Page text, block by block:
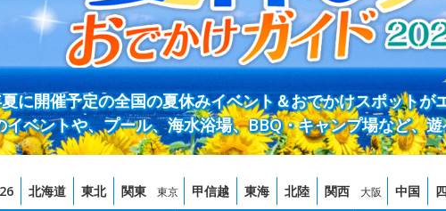
に開催予定の全国の夏休みイベント＆おでかけスポットが
イベントや、プール、海水浴場、BBQ・キャンプ場など、
北海道 東北 関東 東京 甲信越 東海 北陸 関西 大阪 中国